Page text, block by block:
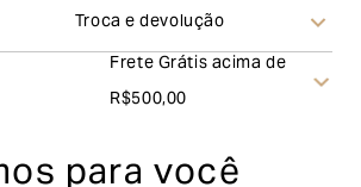
Troca e devolução
do recebimento do produto. Ao
Frete Grátis acima de
R$500,00